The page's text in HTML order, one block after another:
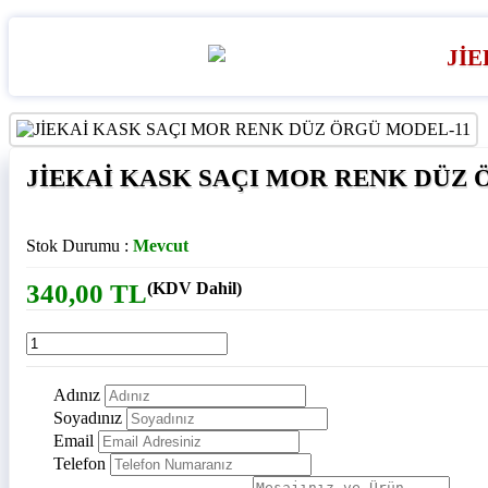
JİEKAİ KASK SAÇI MOR RENK DÜZ
Stok Durumu : Mevcut
340,00 TL(KDV Dahil)
Adınız
Soyadınız
Email
Telefon